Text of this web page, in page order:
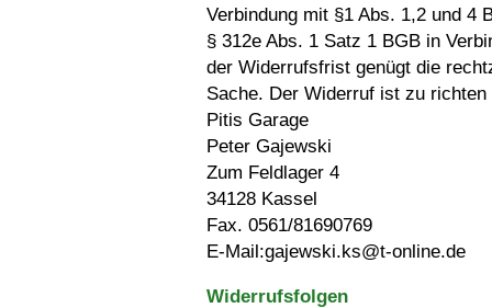
Verbindung mit §1 Abs. 1,2 und 4
§ 312e Abs. 1 Satz 1 BGB in
der Widerrufsfrist genügt die
Sache. Der Widerruf ist zu richten
Pitis Garage
Peter Gajewski
Zum Feldlager 4
34128 Kassel
Fax. 0561/81690769
E-Mail:gajewski.ks@t-online.de
Widerrufsfolgen